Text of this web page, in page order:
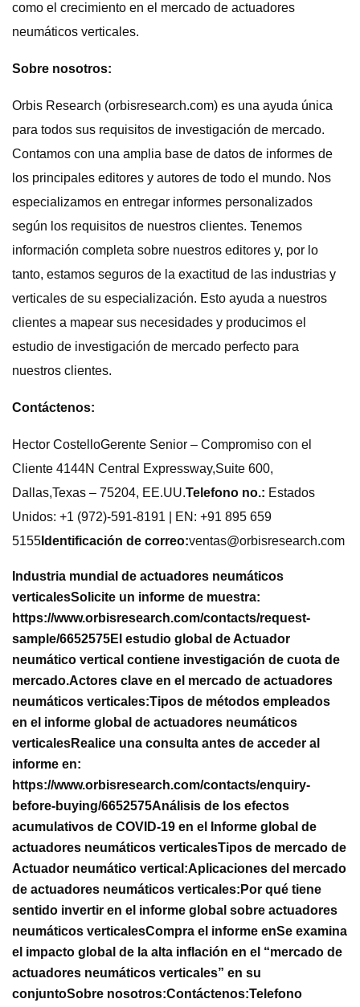
como el crecimiento en el mercado de actuadores
neumáticos verticales.
Sobre nosotros:
Orbis Research (orbisresearch.com) es una ayuda única
para todos sus requisitos de investigación de mercado.
Contamos con una amplia base de datos de informes de
los principales editores y autores de todo el mundo. Nos
especializamos en entregar informes personalizados
según los requisitos de nuestros clientes. Tenemos
información completa sobre nuestros editores y, por lo
tanto, estamos seguros de la exactitud de las industrias y
verticales de su especialización. Esto ayuda a nuestros
clientes a mapear sus necesidades y producimos el
estudio de investigación de mercado perfecto para
nuestros clientes.
Contáctenos:
Hector CostelloGerente Senior – Compromiso con el
Cliente 4144N Central Expressway,Suite 600,
Dallas,Texas – 75204, EE.UU.Telefono no.: Estados
Unidos: +1 (972)-591-8191 | EN: +91 895 659
5155 Identificación de correo:ventas@orbisresearch.com
Industria mundial de actuadores neumáticos
verticalesSolicite un informe de muestra:
https://www.orbisresearch.com/contacts/request-
sample/6652575El estudio global de Actuador
neumático vertical contiene investigación de cuota de
mercado.Actores clave en el mercado de actuadores
neumáticos verticales:Tipos de métodos empleados
en el informe global de actuadores neumáticos
verticalesRealice una consulta antes de acceder al
informe en:
https://www.orbisresearch.com/contacts/enquiry-
before-buying/6652575Análisis de los efectos
acumulativos de COVID-19 en el Informe global de
actuadores neumáticos verticalesTipos de mercado de
Actuador neumático vertical:Aplicaciones del mercado
de actuadores neumáticos verticales: Por qué tiene
sentido invertir en el informe global sobre actuadores
neumáticos verticalesCompra el informe enSe examina
el impacto global de la alta inflación en el “mercado de
actuadores neumáticos verticales” en su
conjuntoSobre nosotros:Contáctenos:Telefono